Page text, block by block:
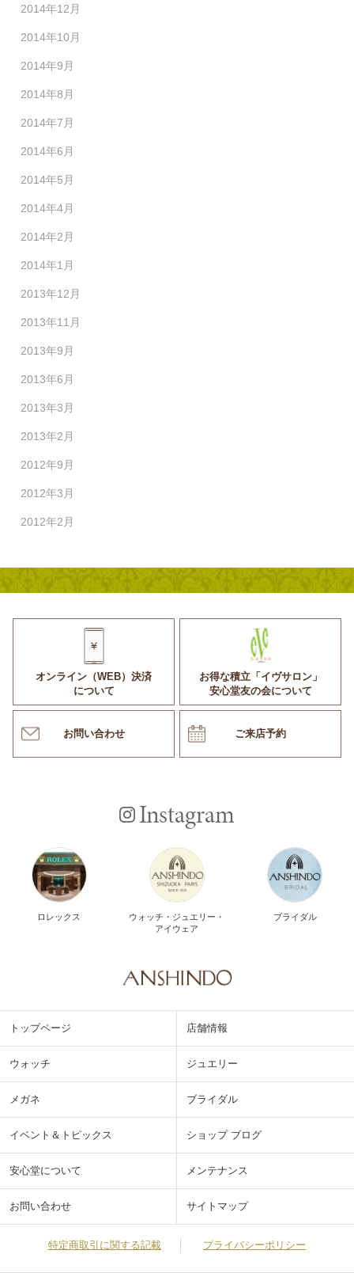
2014年12月
2014年10月
2014年9月
2014年8月
2014年7月
2014年6月
2014年5月
2014年4月
2014年2月
2014年1月
2013年12月
2013年11月
2013年9月
2013年6月
2013年3月
2013年2月
2012年9月
2012年3月
2012年2月
オンライン（WEB）決済
について
お得な積立「イヴサロン」
安心堂友の会について
お問い合わせ ご来店予約
Instagram
ロレックス
ウォッチ・ジュエリー・
アイウェア
ブライダル
トップページ 店舗情報
ウォッチ ジュエリー
メガネ ブライダル
イベント＆トピックス ショップ ブログ
安心堂について メンテナンス
お問い合わせ サイトマップ
特定商取引に関する記載 プライバシーポリシー